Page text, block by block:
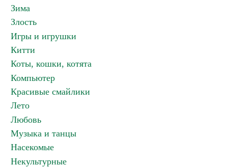
Зима
Злость
Игры и игрушки
Китти
Коты, кошки, котята
Компьютер
Красивые смайлики
Лето
Любовь
Музыка и танцы
Насекомые
Некультурные